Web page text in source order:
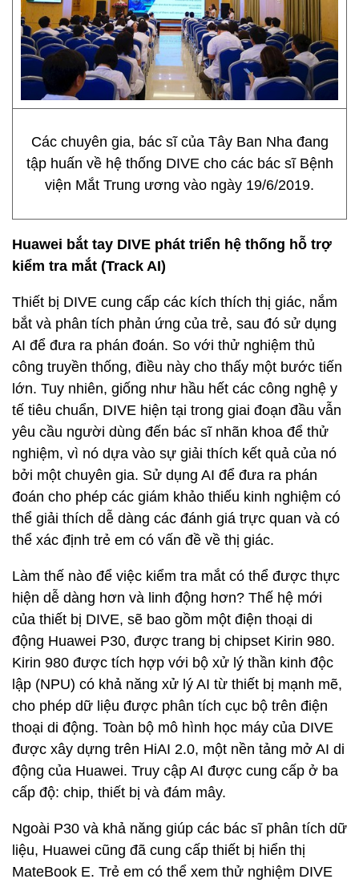
Các chuyên gia, bác sĩ của Tây Ban Nha đang
tập huấn về hệ thống DIVE cho các bác sĩ Bệnh
viện Mắt Trung ương vào ngày 19/6/2019.
Huawei bắt tay DIVE phát triển hệ thống hỗ trợ
kiểm tra mắt (Track AI)
Thiết bị DIVE cung cấp các kích thích thị giác, nắm
bắt và phân tích phản ứng của trẻ, sau đó sử dụng
AI để đưa ra phán đoán. So với thử nghiệm thủ
công truyền thống, điều này cho thấy một bước tiến
lớn. Tuy nhiên, giống như hầu hết các công nghệ y
tế tiêu chuẩn, DIVE hiện tại trong giai đoạn đầu vẫn
yêu cầu người dùng đến bác sĩ nhãn khoa để thử
nghiệm, vì nó dựa vào sự giải thích kết quả của nó
bởi một chuyên gia. Sử dụng AI để đưa ra phán
đoán cho phép các giám khảo thiếu kinh nghiệm có
thể giải thích dễ dàng các đánh giá trực quan và có
thể xác định trẻ em có vấn đề về thị giác.
Làm thế nào để việc kiểm tra mắt có thể được thực
hiện dễ dàng hơn và linh động hơn? Thế hệ mới
của thiết bị DIVE, sẽ bao gồm một điện thoại di
động Huawei P30, được trang bị chipset Kirin 980.
Kirin 980 được tích hợp với bộ xử lý thần kinh độc
lập (NPU) có khả năng xử lý AI từ thiết bị mạnh mẽ,
cho phép dữ liệu được phân tích cục bộ trên điện
thoại di động. Toàn bộ mô hình học máy của DIVE
được xây dựng trên HiAI 2.0, một nền tảng mở AI di
động của Huawei. Truy cập AI được cung cấp ở ba
cấp độ: chip, thiết bị và đám mây.
Ngoài P30 và khả năng giúp các bác sĩ phân tích dữ
liệu, Huawei cũng đã cung cấp thiết bị hiển thị
MateBook E. Trẻ em có thể xem thử nghiệm DIVE